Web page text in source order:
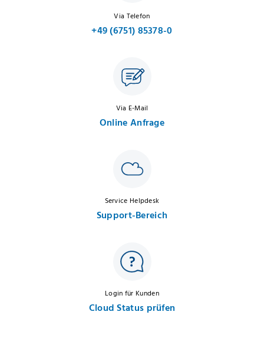
Via Telefon
+49 (6751) 85378-0
Via E-Mail
Online Anfrage
Service Helpdesk
Support-Bereich
Login für Kunden
Cloud Status prüfen